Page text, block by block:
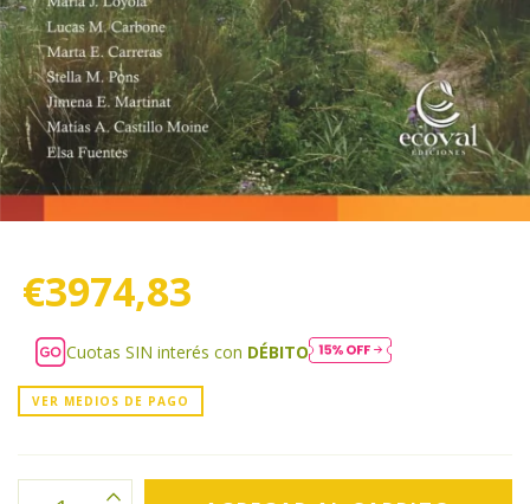
€3974,83
Cuotas SIN interés con DÉBITO
VER MEDIOS DE PAGO